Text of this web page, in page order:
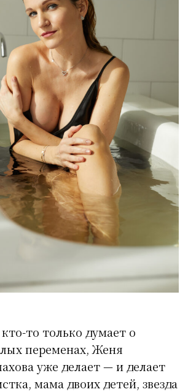
то только думает о
переменах, Женя
уже делает — и делает
мама двоих детей, звезда